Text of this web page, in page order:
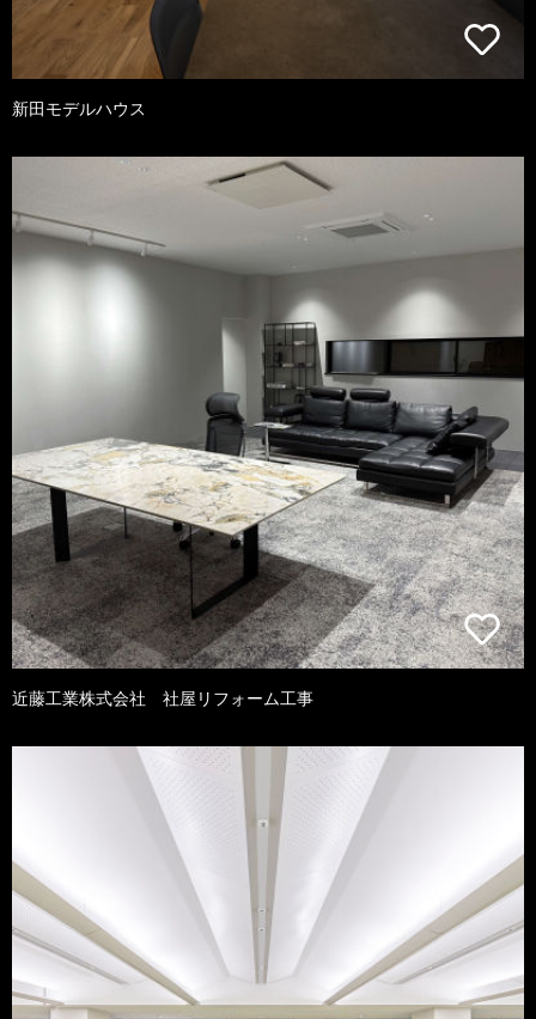
新田モデルハウス
近藤工業株式会社 社屋リフォーム工事